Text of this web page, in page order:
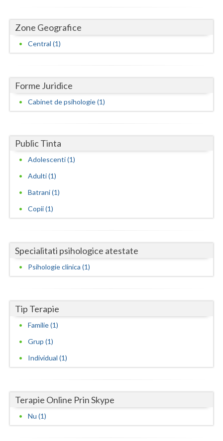
Dolj
Galati
Gorj
Harghita
Ilfov
Maramures
Mures
Neamt
Prahova
Salaj
Sibiu
Teleorman
Timis
Zone Geografice
Central (1)
Forme Juridice
Cabinet de psihologie (1)
Public Tinta
Adolescenti (1)
Adulti (1)
Batrani (1)
Copii (1)
Specialitati psihologice atestate
Psihologie clinica (1)
Tip Terapie
Familie (1)
Grup (1)
Individual (1)
Terapie Online Prin Skype
Nu (1)